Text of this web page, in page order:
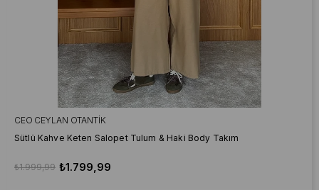
CEO CEYLAN OTANTIK
Sütlü Kahve Keten Salopet Tulum & Haki Body Takım
₺1.799,99
₺1.999,99